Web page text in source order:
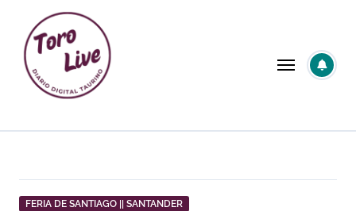
contenido
FERIA DE SANTIAGO || SANTANDER